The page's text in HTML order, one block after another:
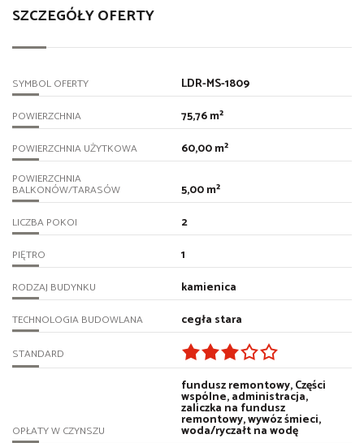
SZCZEGÓŁY OFERTY
SYMBOL OFERTY LDR-MS-1809
POWIERZCHNIA 75,76 m²
POWIERZCHNIA UŻYTKOWA 60,00 m²
POWIERZCHNIA
BALKONÓW/TARASÓW 5,00 m²
LICZBA POKOI 2
PIĘTRO 1
RODZAJ BUDYNKU kamienica
TECHNOLOGIA BUDOWLANA cegła stara
STANDARD
OPŁATY W CZYNSZU
fundusz remontowy, Części
wspólne, administracja,
zaliczka na fundusz
remontowy, wywóz śmieci,
woda/ryczałt na wodę